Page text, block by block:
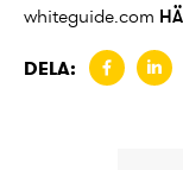
whiteguide.com
DELA: